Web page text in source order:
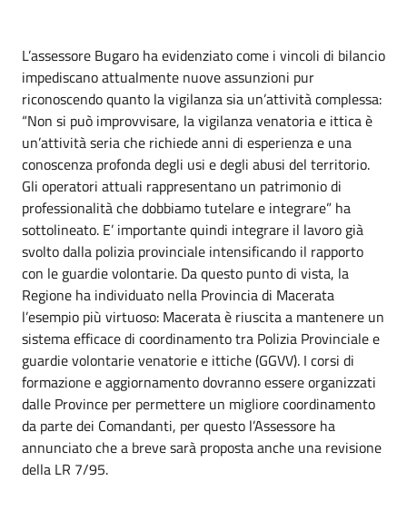
L’assessore Bugaro ha evidenziato come i vincoli di bilancio
impediscano attualmente nuove assunzioni pur
riconoscendo quanto la vigilanza sia un’attività complessa:
“Non si può improvvisare, la vigilanza venatoria e ittica è
un’attività seria che richiede anni di esperienza e una
conoscenza profonda degli usi e degli abusi del territorio.
Gli operatori attuali rappresentano un patrimonio di
professionalità che dobbiamo tutelare e integrare” ha
sottolineato. E’ importante quindi integrare il lavoro già
svolto dalla polizia provinciale intensificando il rapporto
con le guardie volontarie. Da questo punto di vista, la
Regione ha individuato nella Provincia di Macerata
l’esempio più virtuoso: Macerata è riuscita a mantenere un
sistema efficace di coordinamento tra Polizia Provinciale e
guardie volontarie venatorie e ittiche (GGVV). I corsi di
formazione e aggiornamento dovranno essere organizzati
dalle Province per permettere un migliore coordinamento
da parte dei Comandanti, per questo l’Assessore ha
annunciato che a breve sarà proposta anche una revisione
della LR 7/95.